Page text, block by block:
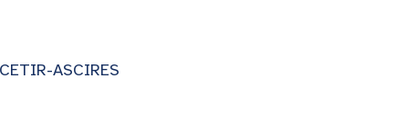
ASCIRES